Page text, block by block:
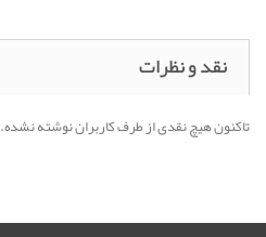
نقد و نظرات
تاکنون هیچ نقدی از طرف کاربران نوشته نشده.